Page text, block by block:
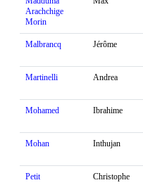
Arachchige
Morin
Malbrancq Jérôme
Martinelli Andrea
Mohamed Ibrahime
Mohan Inthujan
Petit Christophe